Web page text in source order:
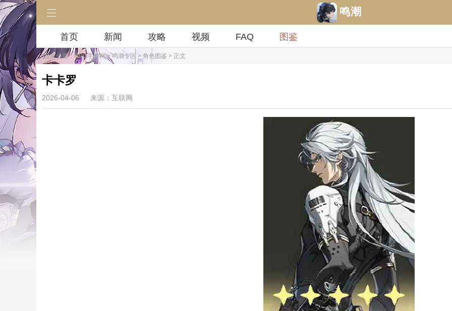
鸣潮
首页 新闻 攻略 视频 FAQ 图鉴
当前位置：RPG手游网>鸣潮专区 > 角色图鉴 > 正文
卡卡罗
2026-04-06 来源：互联网